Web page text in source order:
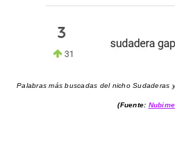
Palabras más buscadas del nicho Sudaderas
(Fuente: